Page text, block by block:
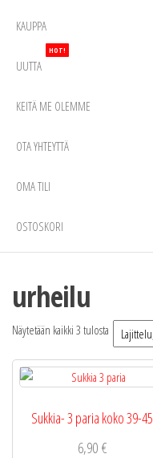
KAUPPA
UUTTA
HOT!
KEITÄ ME OLEMME
OTA YHTEYTTÄ
OMA TILI
OSTOSKORI
urheilu
Näytetään kaikki 3 tulosta
Sukkia- 3 paria koko 39-45
6,90 €